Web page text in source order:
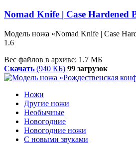
Nomad Knife | Case Hardened
Модель ножа «Nomad Knife | Case
1.6
Вес файлов в архиве: 1.7 МБ
Скачать (940 КБ) 99 загрузок
Ножи
Другие ножи
Необычные
Новогодние
Новогодние ножи
С новыми звуками